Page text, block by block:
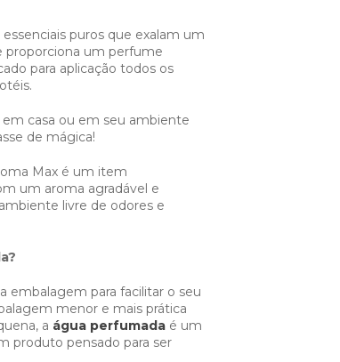
puros que exalam um
proporciona um perfume
para aplicação todos os
casa ou em seu ambiente
de mágica!
Max é um item
um aroma agradável e
livre de odores e
embalagem para facilitar o seu
menor e mais prática
a água perfumada é um
produto pensado para ser